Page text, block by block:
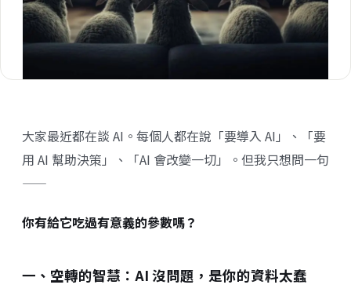
大家最近都在談 AI。每個人都在說「要導入 AI」、「要
用 AI 幫助決策」、「AI 會改變一切」。但我只想問一句
——
你有給它吃過有意義的參數嗎？
一、空轉的智慧：AI 沒問題，是你的資料太蠢